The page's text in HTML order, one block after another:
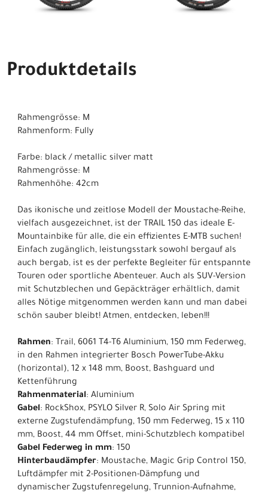
Produktdetails
Rahmengrösse: M
Rahmenform: Fully
Farbe: black / metallic silver matt
Rahmengrösse: M
Rahmenhöhe: 42cm
Das ikonische und zeitlose Modell der Moustache-Reihe,
vielfach ausgezeichnet, ist der TRAIL 150 das ideale E-
Mountainbike für alle, die ein effizientes E-MTB suchen!
Einfach zugänglich, leistungsstark sowohl bergauf als
auch bergab, ist es der perfekte Begleiter für entspannte
Touren oder sportliche Abenteuer. Auch als SUV-Version
mit Schutzblechen und Gepäckträger erhältlich, damit
alles Nötige mitgenommen werden kann und man dabei
schön sauber bleibt! Atmen, entdecken, leben!!!
Rahmen: Trail, 6061 T4-T6 Aluminium, 150 mm Federweg,
in den Rahmen integrierter Bosch PowerTube-Akku
(horizontal), 12 x 148 mm, Boost, Bashguard und
Kettenführung
Rahmenmaterial: Aluminium
Gabel: RockShox, PSYLO Silver R, Solo Air Spring mit
externe Zugstufendämpfung, 150 mm Federweg, 15 x 110
mm, Boost, 44 mm Offset, mini-Schutzblech kompatibel
Gabel Federweg in mm: 150
Hinterbaudämpfer: Moustache, Magic Grip Control 150,
Luftdämpfer mit 2-Positionen-Dämpfung und
dynamischer Zugstufenregelung, Trunnion-Aufnahme,